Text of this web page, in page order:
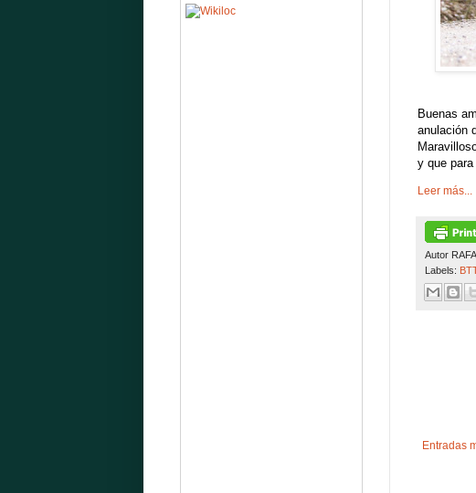
Buenas
anulación
y que
Leer más...
Autor
Labels:
Entradas